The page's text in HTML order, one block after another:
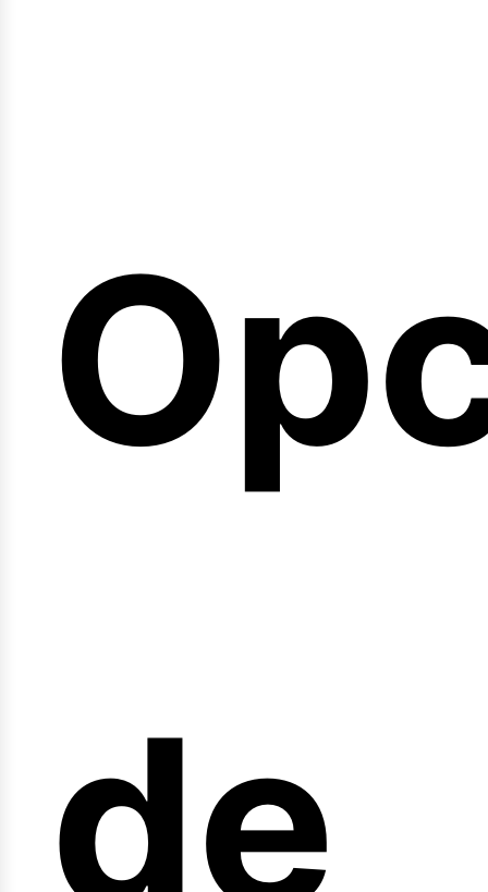
de